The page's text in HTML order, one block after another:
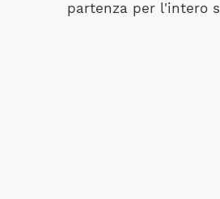
partenza per l'intero